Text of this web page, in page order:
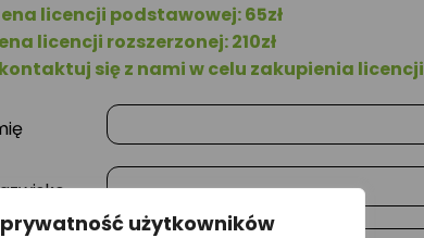
użytkowników
licencji podstawowej: 65zł
licencji rozszerzonej: 210zł
się z nami w celu zakupienia licencji